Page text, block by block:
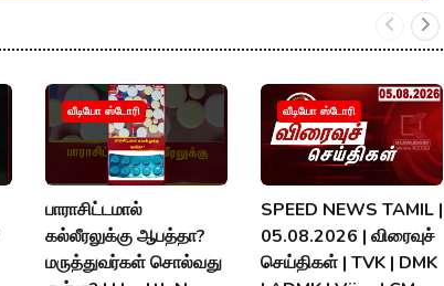
வீடியோ ஸ்டோரி
பாராசிட்டமால்
கல்லீரலுக்கு ஆபத்தா?
மருத்துவர்கள் சொல்வது
வீடியோ ஸ்டோரி
SPEED NEWS TAMIL |
05.08.2026 | விரைவுச்
செய்திகள் | TVK | DMK